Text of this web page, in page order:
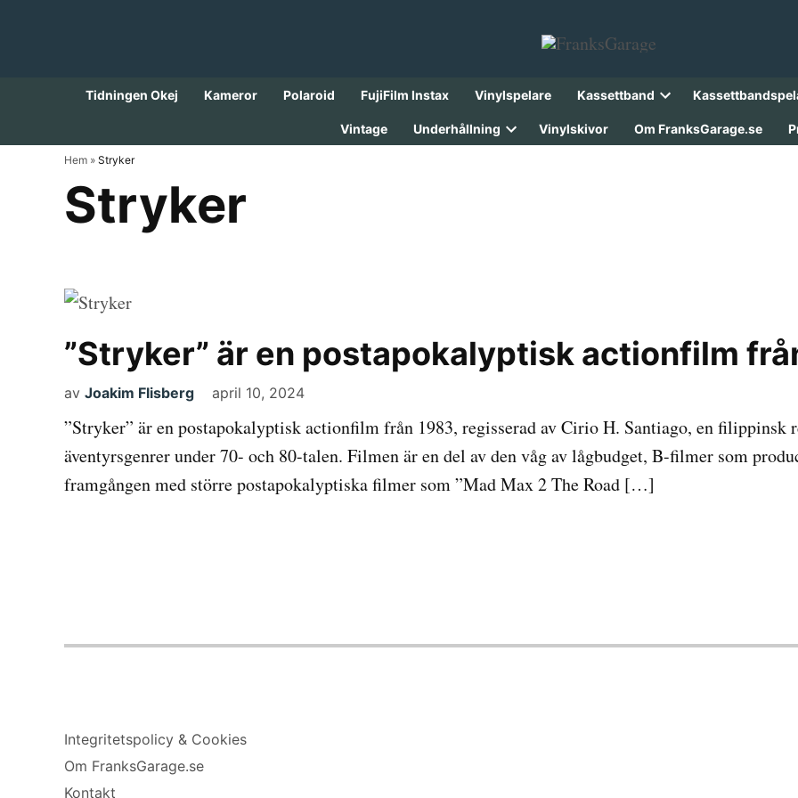
Tidningen Okej Kameror Polaroid FujiFilm Instax Vinylspelare Kassettband
dropdown
Vintage Underhållning
Open
Vinylskivor Om FranksGarage.se
Hem » Stryker
Stryker
”Stryker” är en postapokalyptisk actionfilm
av Joakim Flisberg april 10, 2024
”Stryker” är en postapokalyptisk actionfilm från 1983, regisserad av Cirio H. Santiago, en
äventyrsgenrer under 70- och 80-talen. Filmen är en del av den våg av lågbudget, B-filmer som
framgången med större postapokalyptiska filmer som ”Mad Max 2 The Road […]
Integritetspolicy & Cookies
Om FranksGarage.se
Kontakt